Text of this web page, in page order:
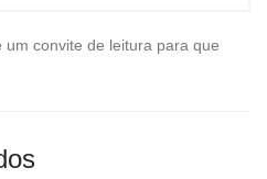
convite de leitura para que